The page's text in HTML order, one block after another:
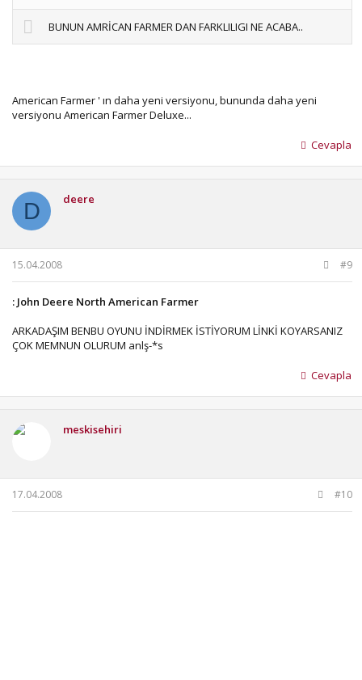
BUNUN AMRİCAN FARMER DAN FARKLILIGI NE ACABA..
American Farmer ' ın daha yeni versiyonu, bununda daha yeni
versiyonu American Farmer Deluxe...
Cevapla
D deere
15.04.2008 #9
: John Deere North American Farmer
ARKADAŞIM BENBU OYUNU İNDİRMEK İSTİYORUM LİNKİ KOYARSANIZ
ÇOK MEMNUN OLURUM anlş-*s
Cevapla
meskisehiri
17.04.2008 #10